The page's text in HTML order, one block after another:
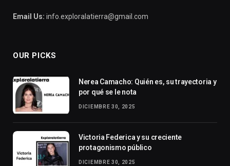
Email Us: info.exploralatierra@gmail.com
OUR PICKS
Nerea Camacho: Quién es, su trayectoria y
por qué se le nota
DICIEMBRE 30, 2025
Victoria Federica y su creciente
protagonismo público
DICIEMBRE 30, 2025